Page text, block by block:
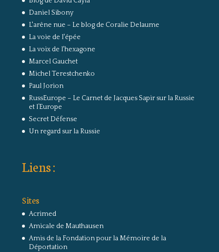
Daniel Sibony
L'arêne nue – Le blog de Coralie Delaume
La voie de l'épée
La voix de l'hexagone
Marcel Gauchet
Michel Terestchenko
Paul Jorion
RussEurope – Le Carnet de Jacques Sapir sur la Russie
et l’Europe
Secret Défense
Un regard sur la Russie
Liens :
Sites
Acrimed
Amicale de Mauthausen
Amis de la Fondation pour la Mémoire de la
Déportation